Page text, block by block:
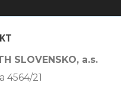
SLOVENSKO, a.s.
4564/21